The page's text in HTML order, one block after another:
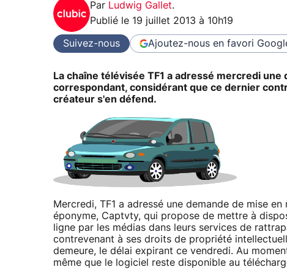
Par Ludwig Gallet.
Publié le 19 juillet 2013 à 10h19
Suivez-nous Ajoutez-nous en favori
La chaîne télévisée TF1 a adressé mercredi
correspondant, considérant que ce dernier
créateur s'en défend.
Mercredi, TF1 a adressé une demande de mise
éponyme, Captvty, qui propose de mettre à
ligne par les médias dans leurs services de
contrevenant à ses droits de propriété
demeure, le délai expirant ce vendredi. Au
même que le logiciel reste disponible au